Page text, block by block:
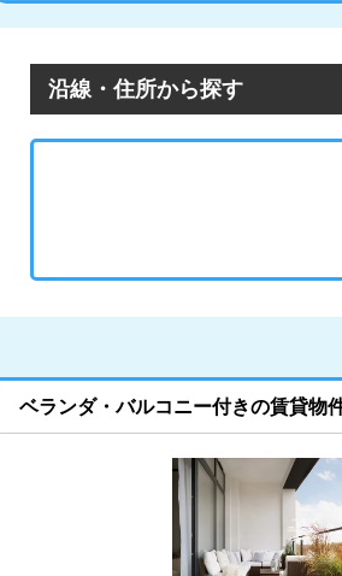
沿線・住所から探す
ベランダ・バルコニー付きの賃貸物